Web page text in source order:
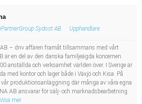
Sydost AB Upphandlare
– driv affären framåt tillsammans med vårt
en del av den danska familjeägda koncernen
anställda och verksamhet världen över. I Sverige är
med kontor och lager både i Växjö och Kisa. På
produktionsanläggning där många av våra egna
AB ansvarar för sälj- och marknadsbearbetning
Visa mer